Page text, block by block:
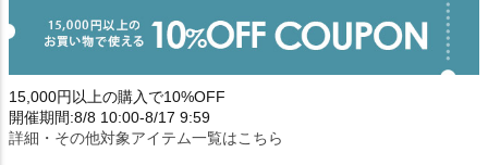
15,000円以上の購入で10%OFF
開催期間:8/8 10:00-8/17 9:59
詳細・その他対象アイテム一覧はこちら